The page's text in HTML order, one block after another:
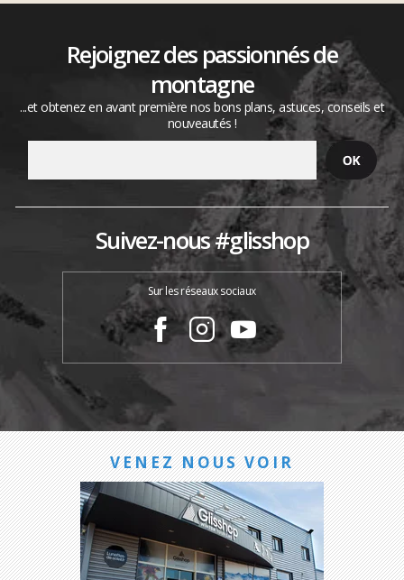
Rejoignez des passionnés de
montagne
...et obtenez en avant première nos bons plans, astuces, conseils et
nouveautés !
Suivez-nous #glisshop
Sur les réseaux sociaux
VENEZ NOUS VOIR